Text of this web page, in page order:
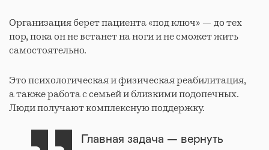
Организация берет пациента «под ключ» — до тех
пор, пока он не встанет на ноги и не сможет жить
самостоятельно.
Это психологическая и физическая реабилитация,
а также работа с семьей и близкими подопечных.
Люди получают комплексную поддержку.
Главная задача — вернуть